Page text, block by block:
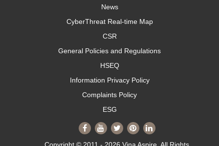
News
CyberThreat Real-time Map
CSR
General Policies and Regulations
HSEQ
Information Privacy Policy
Complaints Policy
ESG